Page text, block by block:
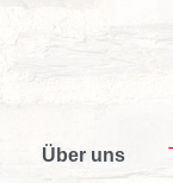
Über uns